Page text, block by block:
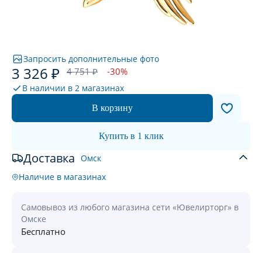
Запросить дополнительные фото
3 326 ₽ 4 751 ₽ -30%
В наличии в 2 магазинах
В корзину
Купить в 1 клик
Доставка Омск
Наличие в магазинах
Самовывоз из любого магазина сети «Ювелирторг» в
Омске
Бесплатно